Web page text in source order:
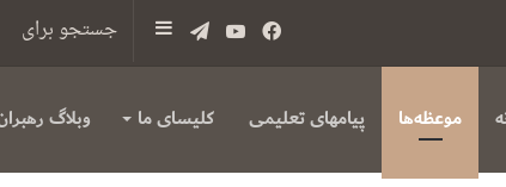
سایدبارتلگرام
یوتیوبفیس
موعظه‌ها پیامهای تعلیمی کلیسای ما وبلاگ